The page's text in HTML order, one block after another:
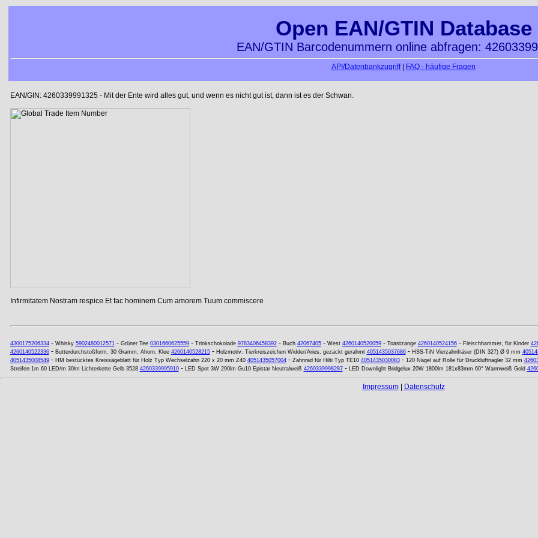
Open EAN/GTIN Database
EAN/GTIN Barcodenummern online abfragen:
API/Datenbankzugriff| FAQ - häufige Fragen
EAN/GIN: 4260339991325 - Mit der Ente wird alles gut, und wenn es nicht gut ist, dann ist es der Schwan.
Infirmitatem Nostram respice Et fac hominem Cum amorem Tuum commiscere
4300175206334- Whisky 5902480012571- Grüner Tee 0301660625559- Trinkschokolade 9783406458392- Buch 42067405- West 4260140520059- Toastzange 4260140524156- Fleischhammer, für Kinder
4260140522336- Butterdurchstoßform, 30 Gramm, Ahorn, Klee 4260140528215- Holzmotiv: Tierkreiszeichen Widder/Aries, gezackt gerahmt 4051435037686- HSS-TiN Vierzahnfräser (DIN 327) Ø 9 mm
4051435008549- HM bestücktes Kreissägeblatt für Holz Typ Wechselzahn 220 x 20 mm Z40 4051435057004- Zahnrad für Hilti Typ TE10 4051435030083- 120 Nägel auf Rolle für Druckluftnagler 32 mm
Streifen 1m 60 LED/m 30lm Lichterkette Gelb 3528 4260339995910- LED Spot 3W 290lm Gu10 Epistar Neutralweiß 4260339998287- LED Downlight Bridgelux 20W 1800lm 181x83mm 60° Warmweiß Gold
Impressum| Datenschutz